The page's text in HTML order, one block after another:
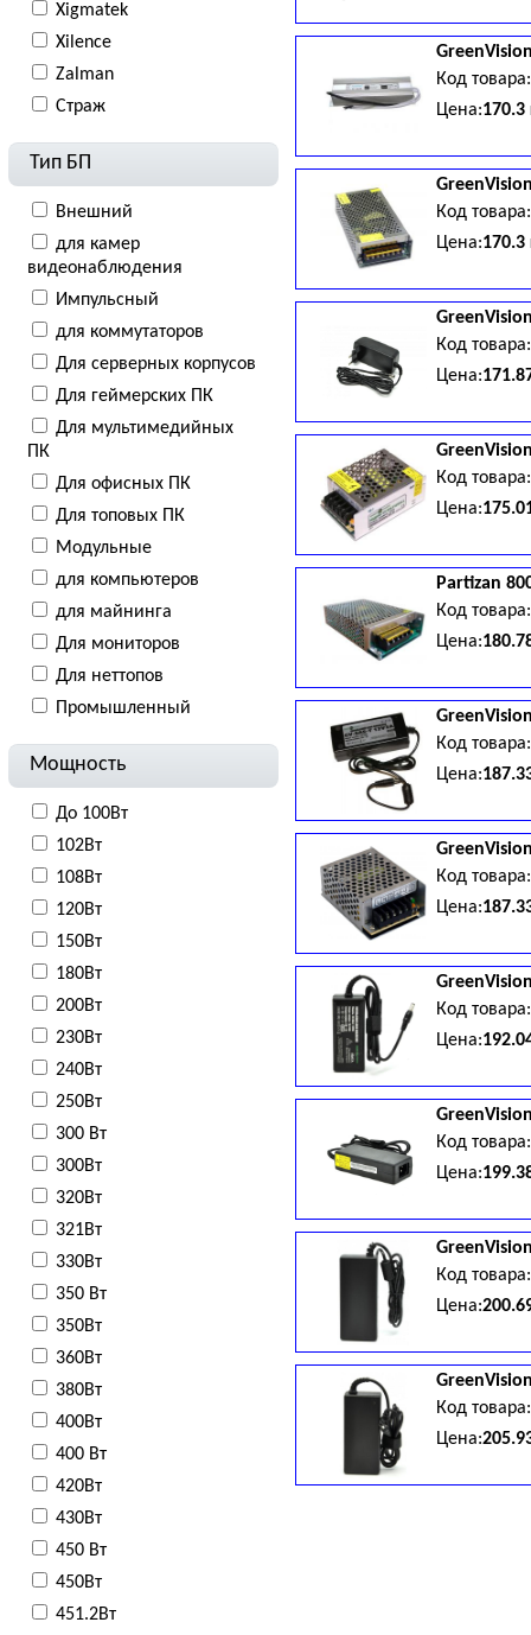
Xigmatek
Xilence
Zalman
Страж
Тип БП
Внешний
для камер
видеонаблюдения
Импульсный
для коммутаторов
Для cерверных корпусов
Для геймерских ПК
Для мультимедийных
ПК
Для офисных ПК
Для топовых ПК
Модульные
для компьютеров
для майнинга
Для мониторов
Для неттопов
Промышленный
Мощность
До 100Вт
102Вт
108Вт
120Вт
150Вт
180Вт
200Вт
230Вт
240Вт
250Вт
300 Вт
300Вт
320Вт
321Вт
330Вт
350 Вт
350Вт
360Вт
380Вт
400Вт
400 Вт
420Вт
430Вт
450 Вт
450Вт
451.2Вт
Код
Цена:170.3
Код
Цена:170.3
Код
Цена:
Код
Цена:
Partizan
Код
Цена:
Код
Цена:
Код
Цена:
Код
Цена:
Код
Цена:
Код
Цена:
Код
Цена: